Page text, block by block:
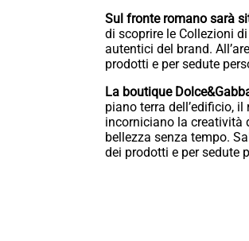
Sul fronte romano sarà
di scoprire le Collezioni
autentici del brand.
prodotti e per sedute
La boutique
piano terra dell’edificio,
incorniciano la creatività
bellezza senza tempo.
dei prodotti e per sedute